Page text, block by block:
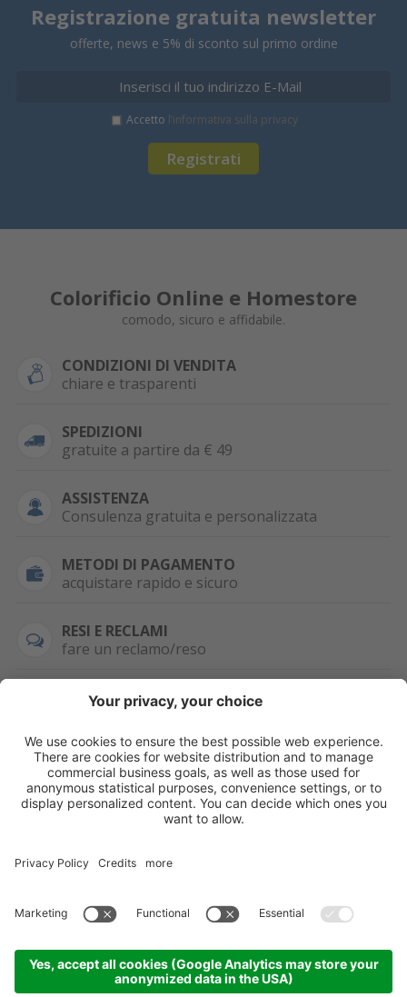
Registrazione gratuita newsletter
offerte, news e 5% di sconto sul primo ordine
Registrati
Accetto l’informativa sulla privacy
Colorificio Online e Homestore
comodo, sicuro e affidabile.
CONDIZIONI DI VENDITA
chiare e trasparenti
SPEDIZIONI
gratuite a partire da € 49
ASSISTENZA
Consulenza gratuita e personalizzata
METODI DI PAGAMENTO
acquistare rapido e sicuro
RESI E RECLAMI
fare un reclamo/reso
SEMPRE DISPONIBILE
0471 506798
WHATSAPP
+39 376 2951129
Credits
Sitemap Informativa privacy
Impostazioni cookie
Partner
Come arrivare
HAI LA PARTITA
IVA?
Per ordini, offerte,
prezzi speciali e
ulteriori articoli